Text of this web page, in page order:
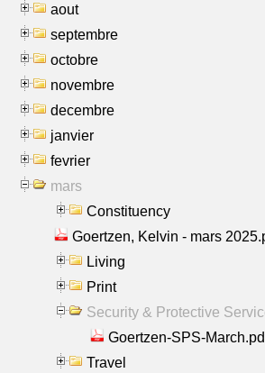
aout
septembre
octobre
novembre
decembre
janvier
fevrier
mars
Constituency
Goertzen, Kelvin - mars
Living
Print
Security & Protective
Goertzen-SPS-
Travel